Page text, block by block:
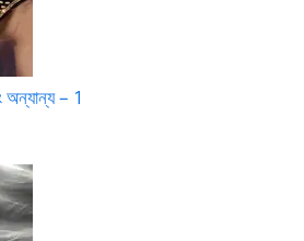
অন্যান্য – 1